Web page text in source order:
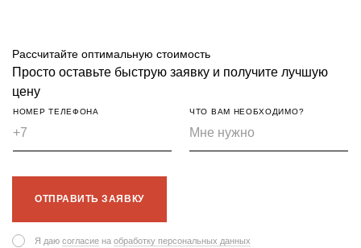
Рассчитайте оптимальную стоимость
Просто оставьте быструю заявку и получите лучшую
цену
НОМЕР ТЕЛЕФОНА ЧТО ВАМ НЕОБХОДИМО?
ОТПРАВИТЬ ЗАЯВКУ
Я даю согласие на обработку персональных данных